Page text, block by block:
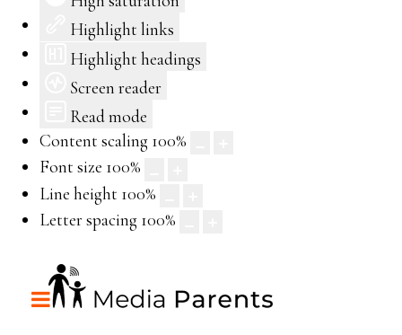
Highlight links
Highlight headings
Screen reader
Read mode
Content scaling 100%
Font size 100%
Line height 100%
Letter spacing 100%